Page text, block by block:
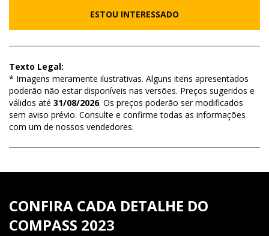
ESTOU INTERESSADO
Texto Legal:
* Imagens meramente ilustrativas. Alguns itens apresentados
poderão não estar disponíveis nas versões. Preços sugeridos e
válidos até 31/08/2026. Os preços poderão ser modificados
sem aviso prévio. Consulte e confirme todas as informações
com um de nossos vendedores.
CONFIRA CADA DETALHE DO
COMPASS 2023